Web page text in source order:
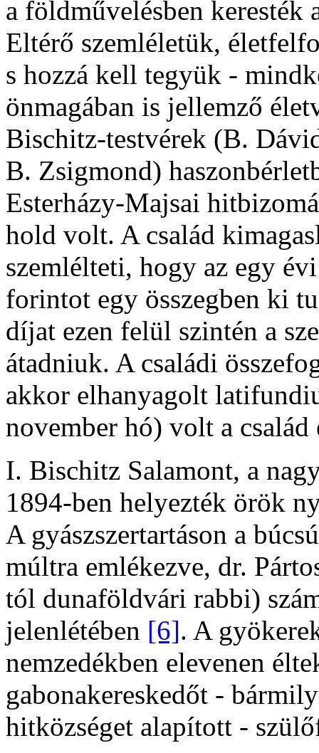
a földművelésben keresték
Eltérő szemléletük,
s hozzá kell tegyük -
önmagában is jellemző
Bischitz-testvérek (B.
B. Zsigmond)
Esterházy-Majsai
hold volt. A család
szemlélteti, hogy az egy
forintot egy összegben ki
díjat ezen felül szintén a
átadniuk. A családi
akkor elhanyagolt
november hó) volt a család
I. Bischitz Salamont, a
1894-ben helyezték örök
A gyászszertartáson a
múltra emlékezve, dr.
tól dunaföldvári rabbi)
jelenlétében [6]. A
nemzedékben elevenen
gabonakereskedőt -
hitközséget alapított -